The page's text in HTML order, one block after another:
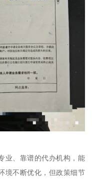
业、靠谱的代办机构，能
境不断优化，但政策细节